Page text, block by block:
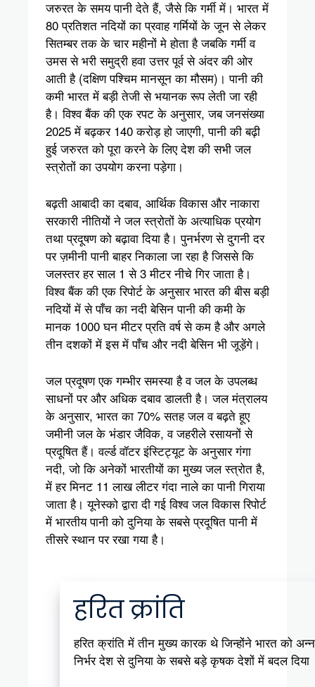
जरुरत के समय पानी देते हैं, जैसे कि गर्मी में। भारत में
80 प्रतिशत नदियों का प्रवाह गर्मियों के जून से लेकर
सितम्बर तक के चार महीनों मे होता है जबकि गर्मी व
उमस से भरी समुद्री हवा उत्तर पूर्व से अंदर की ओर
आती है (दक्षिण पश्चिम मानसून का मौसम)। पानी की
कमी भारत में बड़ी तेजी से भयानक रूप लेती जा रही
है। विश्व बैंक की एक रपट के अनुसार, जब जनसंख्या
2025 में बढ़कर 140 करोड़ हो जाएगी, पानी की बढ़ी
हुई जरुरत को पूरा करने के लिए देश की सभी जल
स्त्रोतों का उपयोग करना पड़ेगा।
बढ़ती आबादी का दबाव, आर्थिक विकास और नाकारा
सरकारी नीतियों ने जल स्त्रोतों के अत्याधिक प्रयोग
तथा प्रदूषण को बढ़ावा दिया है। पुनर्भरण से दुगनी दर
पर ज़मीनी पानी बाहर निकाला जा रहा है जिससे कि
जलस्तर हर साल 1 से 3 मीटर नीचे गिर जाता है।
विश्व बैंक की एक रिपोर्ट के अनुसार भारत की बीस बड़ी
नदियों में से पाँच का नदी बेसिन पानी की कमी के
मानक 1000 घन मीटर प्रति वर्ष से कम है और अगले
तीन दशकों में इस में पाँच और नदी बेसिन भी जूड़ेंगे।
जल प्रदूषण एक गम्भीर समस्या है व जल के उपलब्ध
साधनों पर और अधिक दबाव डालती है। जल मंत्रालय
के अनुसार, भारत का 70% सतह जल व बढ़ते हूए
जमीनी जल के भंडार जैविक, व जहरीले रसायनों से
प्रदूषित हैं। वर्ल्ड वॉटर इंस्टिट्यूट के अनुसार गंगा
नदी, जो कि अनेकों भारतीयों का मुख्य जल स्त्रोत है,
में हर मिनट 11 लाख लीटर गंदा नाले का पानी गिराया
जाता है। यूनेस्को द्वारा दी गई विश्व जल विकास रिपोर्ट
में भारतीय पानी को दुनिया के सबसे प्रदूषित पानी में
तीसरे स्थान पर रखा गया है।
हरित क्रांति
हरित क्रांति में तीन मुख्य कारक थे जिन्होंने भारत को अन्न
निर्भर देश से दुनिया के सबसे बड़े कृषक देशों में बदल दिया